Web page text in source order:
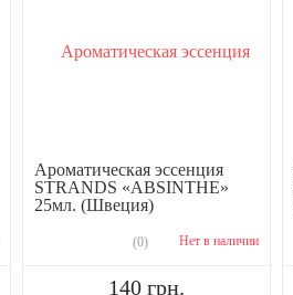
Ароматическая эссенция
STRANDS «ABSINTHE»
25мл. (Швеция)
(0) Нет в наличии
140 грн.